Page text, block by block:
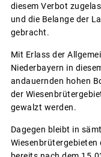
diesem Verbot
und die Belange der
gebracht.
Mit Erlass der
Niederbayern in
andauernden hohen
der
gewalzt werden.
Dagegen bleibt in
Wiesenbrütergebieten